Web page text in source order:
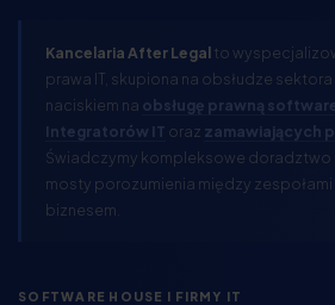
Kancelaria After Legalto
prawa IT, skupiona na obsłudze
naciskiem na obsługę prawną
Integratorów IT oraz zamawiających
Świadczymy kompleksowe doradztwo
mosty porozumienia między
biznesem.
SOFTWARE HOUSE I FIRMY IT